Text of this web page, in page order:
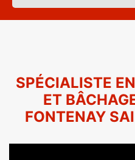
SPÉCIALISTE
ET
FONTENAY